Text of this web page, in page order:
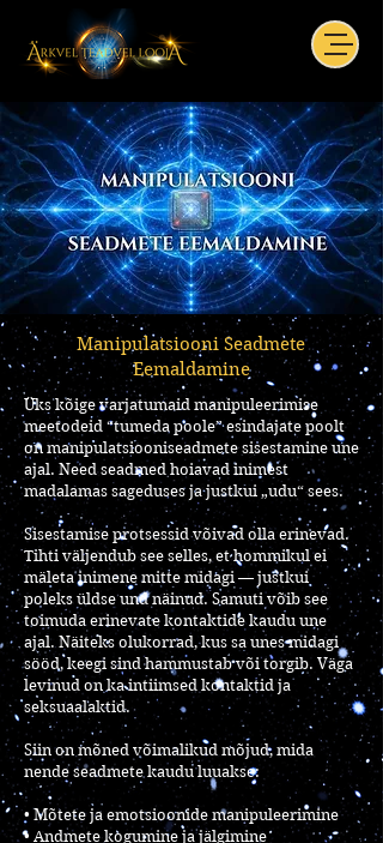
Manipulatsiooni Seadmete
Eemaldamine
Üks kõige varjatumaid manipuleerimise
meetodeid “tumeda poole” esindajate poolt
on manipulatsiooniseadmete sisestamine une
ajal. Need seadmed hoiavad inimest
madalamas sageduses ja justkui „udu“ sees.
Sisestamise protsessid võivad olla erinevad.
Tihti väljendub see selles, et hommikul ei
mäleta inimene mitte midagi — justkui
poleks üldse und näinud. Samuti võib see
toimuda erinevate kontaktide kaudu une
ajal. Näiteks olukorrad, kus sa unes midagi
sööd, keegi sind hammustab või torgib. Väga
levinud on ka intiimsed kontaktid ja
seksuaalaktid.
Siin on mõned võimalikud mõjud, mida
nende seadmete kaudu luuakse:
• Mõtete ja emotsioonide manipuleerimine
• Andmete kogumine ja jälgimine